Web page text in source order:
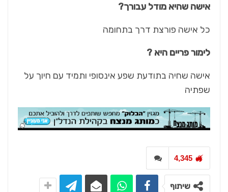
אישה שהיא מודל עבורך?
כל אישה פורצת דרך בתחומה
לימור פריים היא ?
אישה שחיה בתודעת שפע אינסופי ותמיד עם חיוך על
שפתיה
4,345
שיתוף